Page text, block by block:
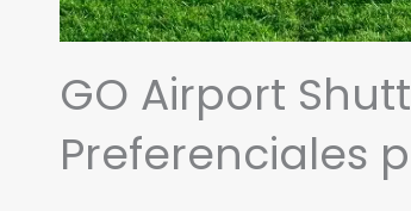
GO Airport
Preferenciales